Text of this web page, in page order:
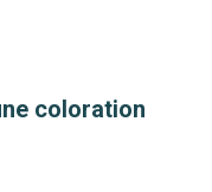
coloration